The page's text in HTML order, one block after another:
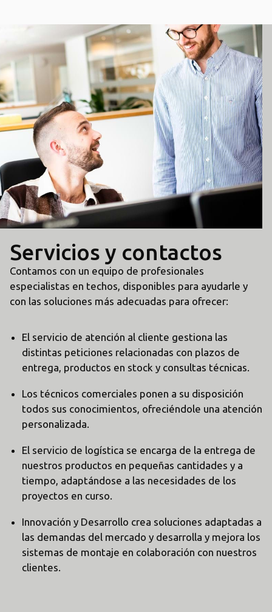
Servicios y contactos
Contamos con un equipo de profesionales
especialistas en techos, disponibles para ayudarle y
con las soluciones más adecuadas para ofrecer:
El servicio de atención al cliente gestiona las
distintas peticiones relacionadas con plazos de
entrega, productos en stock y consultas técnicas.
Los técnicos comerciales ponen a su disposición
todos sus conocimientos, ofreciéndole una atención
personalizada.
El servicio de logística se encarga de la entrega de
nuestros productos en pequeñas cantidades y a
tiempo, adaptándose a las necesidades de los
proyectos en curso.
Innovación y Desarrollo crea soluciones adaptadas a
las demandas del mercado y desarrolla y mejora los
sistemas de montaje en colaboración con nuestros
clientes.